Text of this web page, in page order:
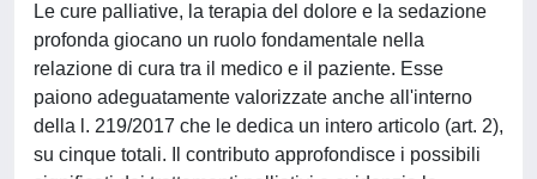
Le cure palliative, la terapia del dolore e la sedazione
profonda giocano un ruolo fondamentale nella
relazione di cura tra il medico e il paziente. Esse
paiono adeguatamente valorizzate anche all'interno
della l. 219/2017 che le dedica un intero articolo (art. 2),
su cinque totali. Il contributo approfondisce i possibili